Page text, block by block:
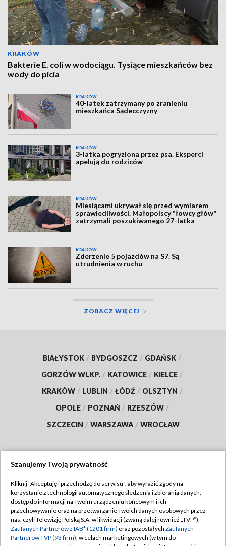
KRAKÓW
Bakterie E. coli w wodociągu. Tysiące mieszkańców bez
wody do picia
KRAKÓW
40-latek zatrzymany po zranieniu
mieszkańca Sądecczyzny
KRAKÓW
3-latka pogryziona przez psa. Eksperci
apelują do rodziców
KRAKÓW
Miesiącami ukrywał się przed wymiarem
sprawiedliwości. Małopolscy "łowcy głów"
zatrzymali poszukiwanego 27-latka
KRAKÓW
Zderzenie 5 pojazdów na S7. Są
utrudnienia w ruchu
ZOBACZ WIĘCEJ
BIAŁYSTOK / BYDGOSZCZ / GDAŃSK /
GORZÓW WLKP. / KATOWICE / KIELCE /
KRAKÓW / LUBLIN / ŁÓDŹ / OLSZTYN /
OPOLE / POZNAŃ / RZESZÓW /
SZCZECIN / WARSZAWA / WROCŁAW
TVP
Abonament TVP
Emisja w TVP
Centrum informacji TVP
Regulamin TVP
Polityka prywatności
Szanujemy Twoją prywatność
Kliknij "Akceptuję i przechodzę do serwisu", aby wyrazić zgody na
korzystanie z technologii automatycznego śledzenia i zbierania danych,
dostęp do informacji na Twoim urządzeniu końcowym i ich
przechowywanie oraz na przetwarzanie Twoich danych osobowych przez
nas, czyli Telewizję Polską S.A. w likwidacji (zwaną dalej również „TVP”),
Zaufanych Partnerów z IAB* (1201 firm) oraz pozostałych Zaufanych
Partnerów TVP (93 firm), w celach marketingowych (w tym do